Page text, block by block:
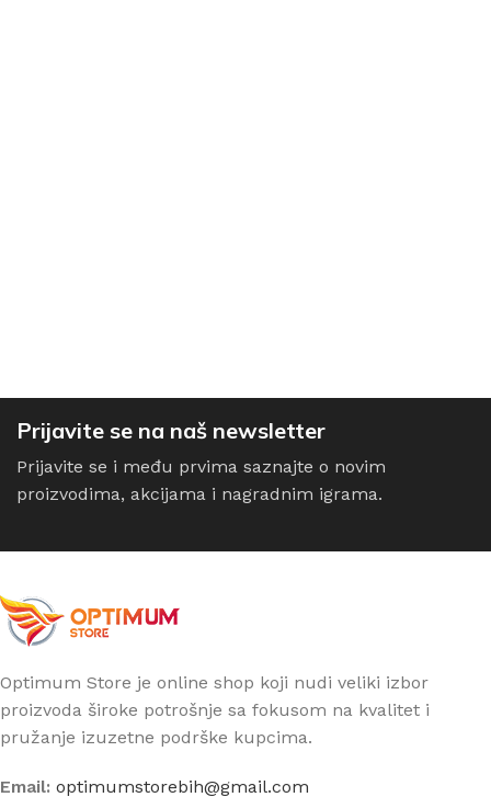
Prijavite se na naš newsletter
Prijavite se i među prvima saznajte o novim
proizvodima, akcijama i nagradnim igrama.
Optimum Store je online shop koji nudi veliki izbor
proizvoda široke potrošnje sa fokusom na kvalitet i
pružanje izuzetne podrške kupcima.
Email: optimumstorebih@gmail.com